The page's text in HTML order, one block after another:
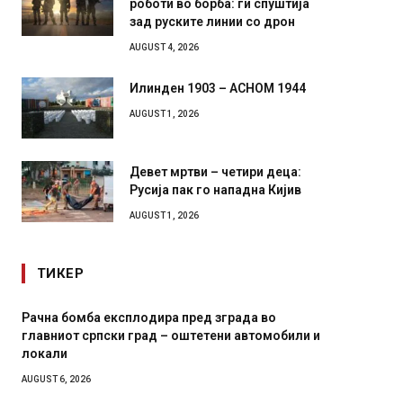
роботи во борба: ги спуштија
зад руските линии со дрон
AUGUST 4, 2026
Илинден 1903 – АСНОМ 1944
AUGUST 1, 2026
Девет мртви – четири деца:
Русија пак го нападна Кијив
AUGUST 1, 2026
ТИКЕР
Рачна бомба експлодира пред зграда во
главниот српски град – оштетени автомобили и
локали
AUGUST 6, 2026